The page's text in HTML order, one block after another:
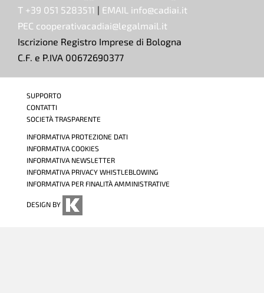
T +39 051 5283511 | EMAIL info@cadiai.it
PEC cooperativacadiai@legalmail.it
Iscrizione Registro Imprese di Bologna
C.F. e P.IVA 00672690377
SUPPORTO
CONTATTI
SOCIETÀ TRASPARENTE
INFORMATIVA PROTEZIONE DATI
INFORMATIVA COOKIES
INFORMATIVA NEWSLETTER
INFORMATIVA PRIVACY WHISTLEBLOWING
INFORMATIVA PER FINALITÀ AMMINISTRATIVE
DESIGN BY